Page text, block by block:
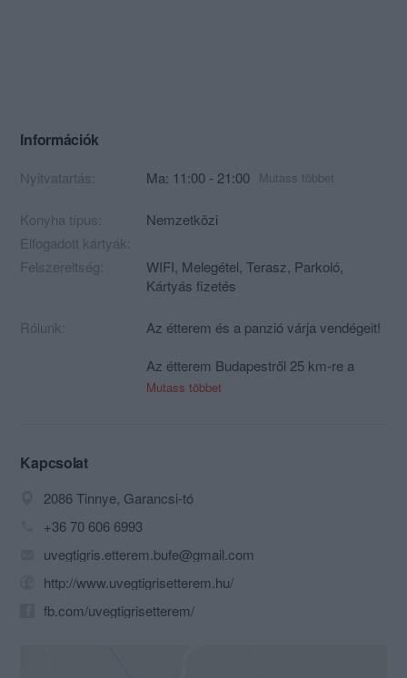
Információk
Nyitvatartás: Ma: 11:00 - 21:00 Mutass többet
Konyha típus:
Nemzetközi
Elfogadott kártyák:
Felszereltség:
WIFI, Melegétel, Terasz, Parkoló,
Kártyás fizetés
Rólunk:
Az étterem és a panzió várja vendégeit!
Az étterem Budapestről 25 km-re a
Garancsi-tó partján a Pilis hegyek egy
Mutass többet
Kapcsolat
2086 Tinnye, Garancsi-tó
+36 70 606 6993
uvegtigris.etterem.bufe@gmail.com
http://www.uvegtigrisetterem.hu/
fb.com/uvegtigrisetterem/